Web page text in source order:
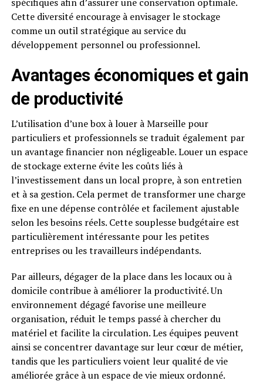
Cette diversité encourage à envisager le stockage
comme un outil stratégique au service du
développement personnel ou professionnel.
Avantages économiques et gain
de productivité
L’utilisation d’une box à louer à Marseille pour
particuliers et professionnels se traduit également par
un avantage financier non négligeable. Louer un espace
de stockage externe évite les coûts liés à
l’investissement dans un local propre, à son entretien
et à sa gestion. Cela permet de transformer une charge
fixe en une dépense contrôlée et facilement ajustable
selon les besoins réels. Cette souplesse budgétaire est
particulièrement intéressante pour les petites
entreprises ou les travailleurs indépendants.
Par ailleurs, dégager de la place dans les locaux ou à
domicile contribue à améliorer la productivité. Un
environnement dégagé favorise une meilleure
organisation, réduit le temps passé à chercher du
matériel et facilite la circulation. Les équipes peuvent
ainsi se concentrer davantage sur leur cœur de métier,
tandis que les particuliers voient leur qualité de vie
améliorée grâce à un espace de vie mieux ordonné.